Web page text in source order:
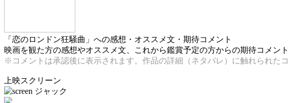
「恋のロンドン狂騒曲」への感想・オススメ文・期待コメント
映画を観た方の感想やオススメ文、これから鑑賞予定の方からの期待コメン
※コメントは承認後に表示されます。作品の詳細（ネタバレ）に触れられた
上映スクリーン